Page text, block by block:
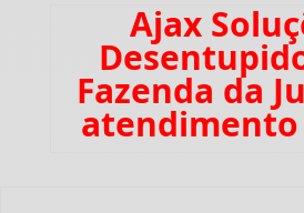
Ajax
Fazenda da